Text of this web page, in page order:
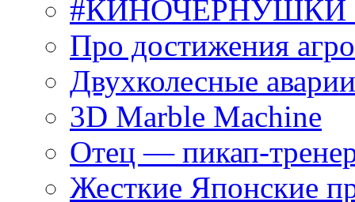
#КИНОЧЕРНУШКИ
Про достижения
Двухколесные
3D Marble Machine
Отец — пикап-
Жесткие Японские